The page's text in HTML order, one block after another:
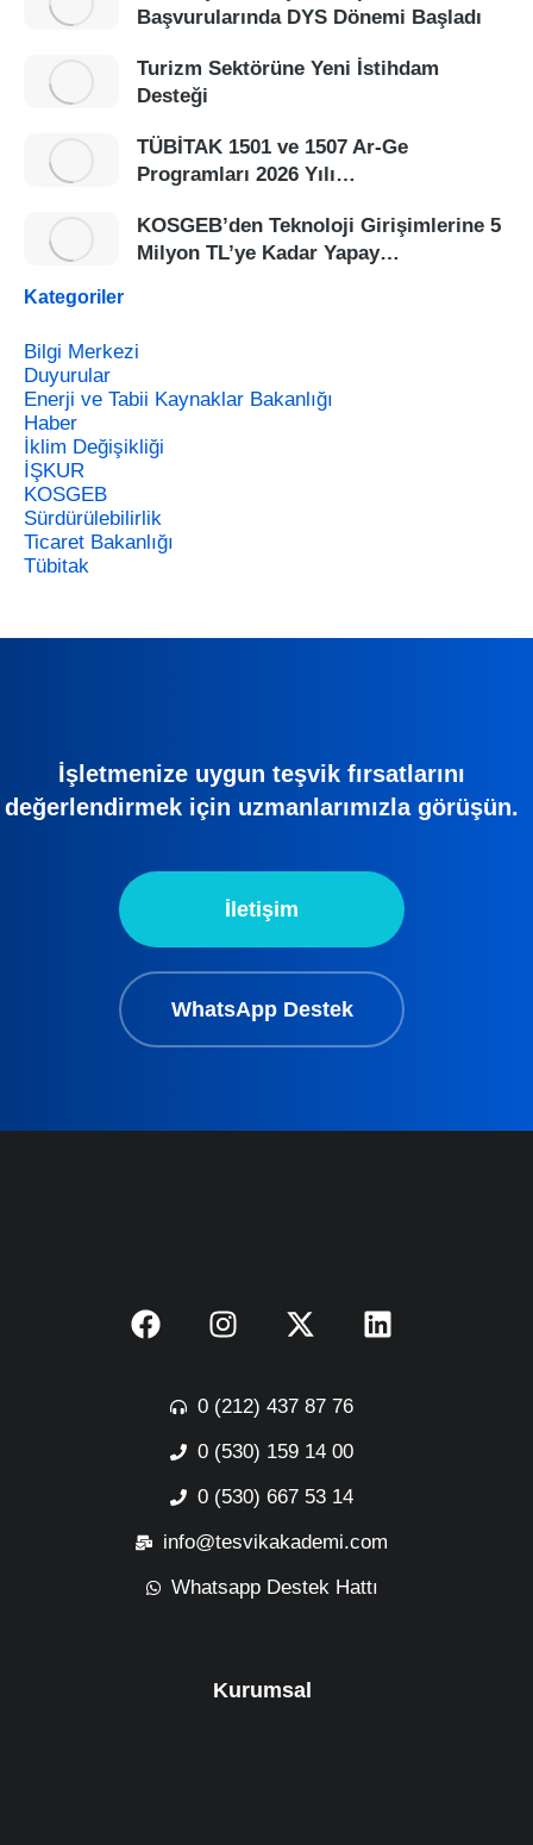
Başvurularında DYS Dönemi Başladı
Turizm Sektörüne Yeni İstihdam
Desteği
TÜBİTAK 1501 ve 1507 Ar-Ge
Programları 2026 Yılı…
KOSGEB’den Teknoloji Girişimlerine 5
Milyon TL’ye Kadar Yapay…
Kategoriler
Bilgi Merkezi
Duyurular
Enerji ve Tabii Kaynaklar Bakanlığı
Haber
İklim Değişikliği
İŞKUR
KOSGEB
Sürdürülebilirlik
Ticaret Bakanlığı
Tübitak
İşletmenize uygun teşvik fırsatlarını
değerlendirmek için uzmanlarımızla görüşün.
İletişim
WhatsApp Destek
0 (212) 437 87 76
0 (530) 159 14 00
0 (530) 667 53 14
info@tesvikakademi.com
Whatsapp Destek Hattı
Kurumsal